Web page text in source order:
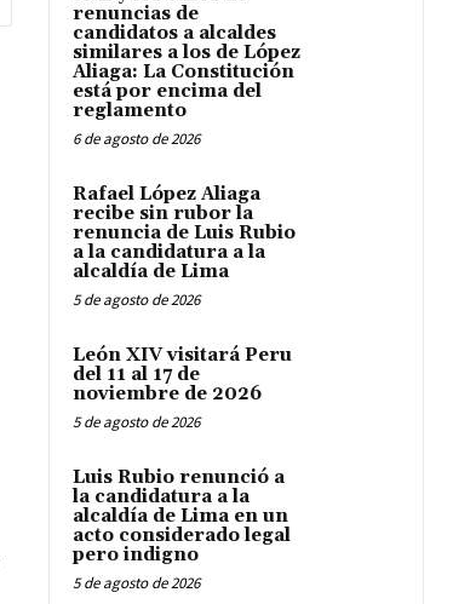
renuncias de
candidatos a alcaldes
similares a los de López
Aliaga: La Constitución
está por encima del
reglamento
6 de agosto de 2026
Rafael López Aliaga
recibe sin rubor la
renuncia de Luis Rubio
a la candidatura a la
alcaldía de Lima
5 de agosto de 2026
León XIV visitará Peru
del 11 al 17 de
noviembre de 2026
5 de agosto de 2026
Luis Rubio renunció a
la candidatura a la
alcaldía de Lima en un
acto considerado legal
pero indigno
5 de agosto de 2026